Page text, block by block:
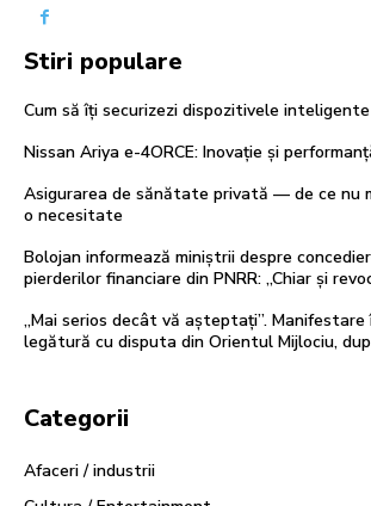
Stiri populare
Cum să îți securizezi dispozitivele inteligente
Nissan Ariya e-4ORCE: Inovație și
Asigurarea de sănătate privată — de ce nu
o necesitate
Bolojan informează miniștrii despre
pierderilor financiare din PNRR: „Chiar și
„Mai serios decât vă așteptați”.
legătură cu disputa din Orientul Mijlociu,
Categorii
Afaceri / industrii